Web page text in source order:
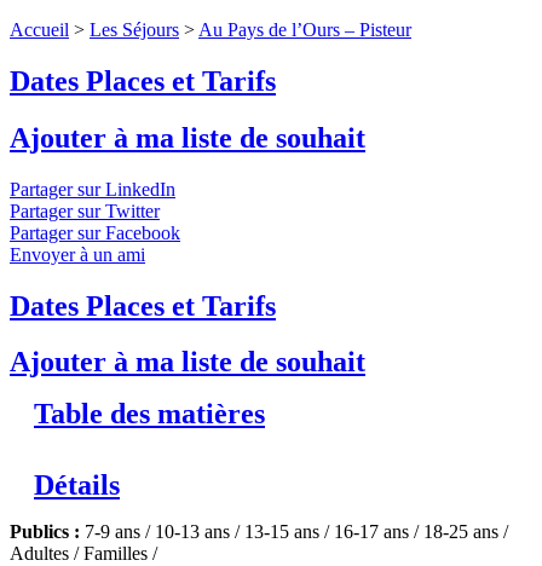
Au Pays de l’Ours – Pisteur
à 3
Jeunes pisteurs, détectez la présence de l'ours et recenser les
insectes de la forêt !↓ Lire le descriptif détaillé plus bas ↓
Niveaux 1 à 3
Accueil > Les Séjours > Au Pays de l’Ours – Pisteur
Dates Places et Tarifs
Ajouter à ma liste de souhait
Partager sur LinkedIn
Partager sur Twitter
Partager sur Facebook
Envoyer à un ami
Dates Places et Tarifs
Ajouter à ma liste de souhait
Table des matières
Détails
Publics : 7-9 ans / 10-13 ans / 13-15 ans / 16-17 ans / 18-25 ans /
Adultes / Familles /